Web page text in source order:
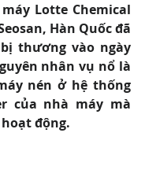
Lotte Chemical
Hàn Quốc đã
thương vào ngày
nhân vụ nổ là
nén ở hệ thống
của nhà máy mà
động.